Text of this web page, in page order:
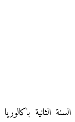
الثانية باكالوريا